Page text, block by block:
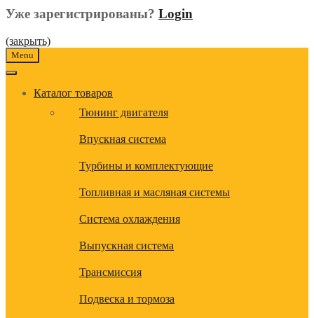
Уже зарегистрированы? Login
(закрыть)
Menu
Каталог товаров
Тюнинг двигателя
Впускная система
Турбины и комплектующие
Топливная и масляная системы
Система охлаждения
Выпускная система
Трансмиссия
Подвеска и тормоза